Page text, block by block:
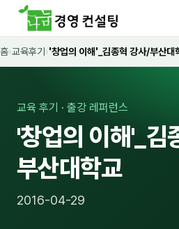
홈
🤖 AI · IT 교육
📈 마케팅 · 영업
🤝 B2B 세일즈
홈›교육후기 ›'창업의 이해'_김종혁 강사/부산대
교육 후기 · 출강 레퍼런스
'창업의 이해'_김
부산대학교
2016-04-29